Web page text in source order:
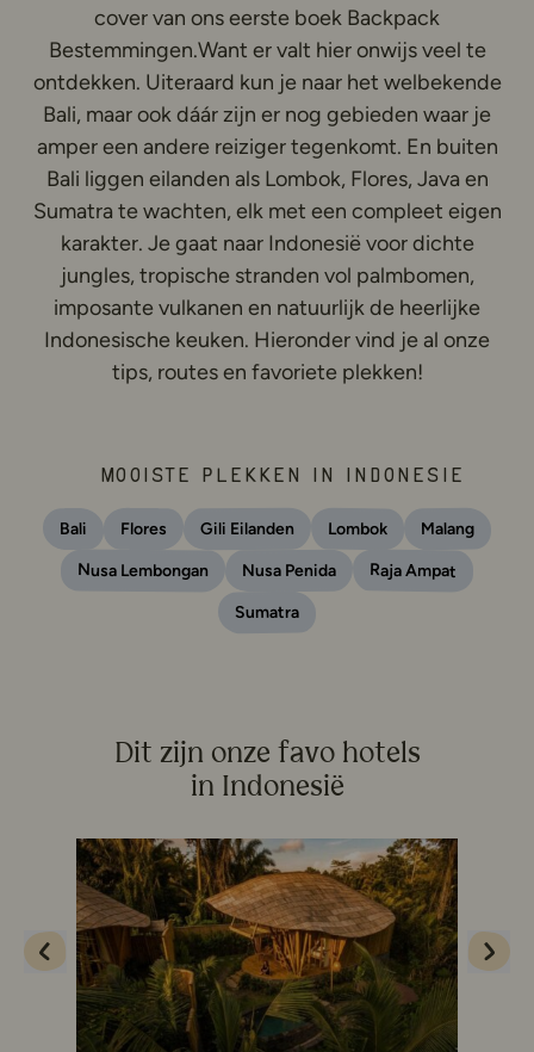
cover van ons eerste boek Backpack
Bestemmingen.Want er valt hier onwijs veel te
ontdekken. Uiteraard kun je naar het welbekende
Bali, maar ook dáár zijn er nog gebieden waar je
amper een andere reiziger tegenkomt. En buiten
Bali liggen eilanden als Lombok, Flores, Java en
Sumatra te wachten, elk met een compleet eigen
karakter. Je gaat naar Indonesië voor dichte
jungles, tropische stranden vol palmbomen,
imposante vulkanen en natuurlijk de heerlijke
Indonesische keuken. Hieronder vind je al onze
tips, routes en favoriete plekken!
Mooiste plekken in Indonesië
Bali Flores Gili Eilanden Lombok Malang
Nusa Lembongan Nusa Penida Raja Ampat
Sumatra
Dit zijn onze favo hotels
in Indonesië